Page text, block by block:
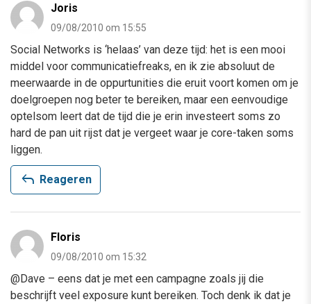
Joris
09/08/2010 om 15:55
Social Networks is ‘helaas’ van deze tijd: het is een mooi
middel voor communicatiefreaks, en ik zie absoluut de
meerwaarde in de oppurtunities die eruit voort komen om je
doelgroepen nog beter te bereiken, maar een eenvoudige
optelsom leert dat de tijd die je erin investeert soms zo
hard de pan uit rijst dat je vergeet waar je core-taken soms
liggen.
reply Reageren
Floris
09/08/2010 om 15:32
@Dave – eens dat je met een campagne zoals jij die
beschrijft veel exposure kunt bereiken. Toch denk ik dat je